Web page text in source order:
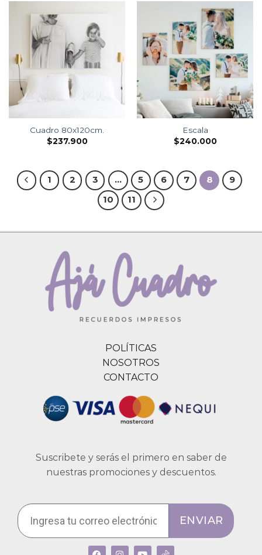
Cuadro 80x120cm.
$237.900
Escala
$240.000
1 2 3 … 5 6 7 8
9
10
11
POLÍTICAS
NOSOTROS
CONTACTO
Suscribete y serás el primero en saber de
nuestras promociones y descuentos.
ENVIAR